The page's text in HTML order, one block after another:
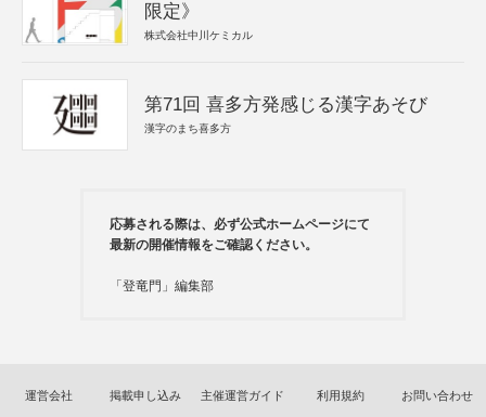
限定》
株式会社中川ケミカル
第71回 喜多方発感じる漢字あそび
漢字のまち喜多方
応募される際は、必ず公式ホームページにて
最新の開催情報をご確認ください。
「登竜門」編集部
運営会社 掲載申し込み 主催運営ガイド 利用規約 お問い合わせ